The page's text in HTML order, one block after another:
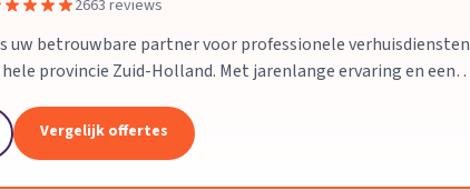
2663 reviews
uw betrouwbare partner voor professionele verhuisdiensten
hele provincie Zuid-Holland. Met jarenlange ervaring en een
Vergelijk offertes